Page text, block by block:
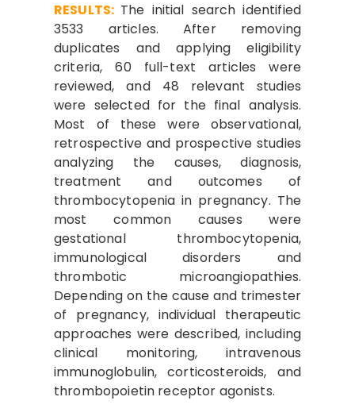
RESULTS: The initial search identified
3533 articles. After removing
duplicates and applying eligibility
criteria, 60 full-text articles were
reviewed, and 48 relevant studies
were selected for the final analysis.
Most of these were observational,
retrospective and prospective studies
analyzing the causes, diagnosis,
treatment and outcomes of
thrombocytopenia in pregnancy. The
most common causes were
gestational thrombocytopenia,
immunological disorders and
thrombotic microangiopathies.
Depending on the cause and trimester
of pregnancy, individual therapeutic
approaches were described, including
clinical monitoring, intravenous
immunoglobulin, corticosteroids, and
thrombopoietin receptor agonists.